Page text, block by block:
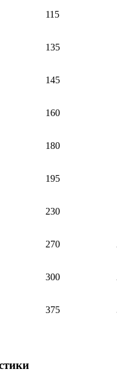
115
135
145
160
180
195
230
270
300
375